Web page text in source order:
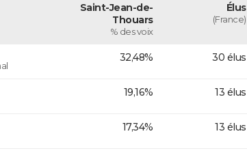
Saint-Jean-de-
Thouars
% des voix
Élus
(France)
32,48% 30 élus
19,16% 13 élus
17,34% 13 élus